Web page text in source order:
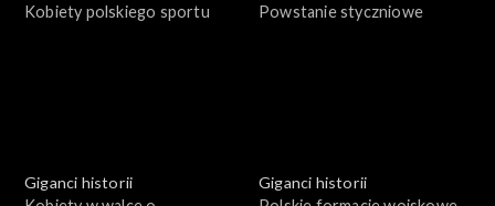
Kobiety polskiego sportu
Powstanie styczniowe
Giganci historii
Giganci historii